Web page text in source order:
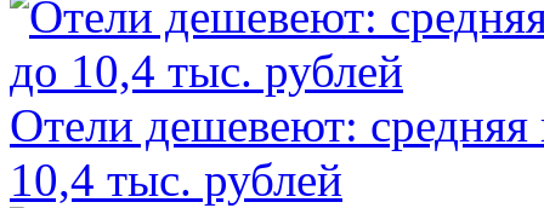
Отели дешевеют:
10,4 тыс. рублей